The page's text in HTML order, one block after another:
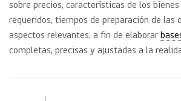
sobre precios, características de los
requeridos, tiempos de preparación de las
aspectos relevantes, a fin de elaborar
completas, precisas y ajustadas a la